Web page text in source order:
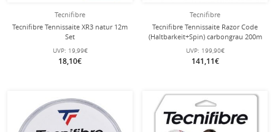
Tecnifibre
Tecnifibre Tennissaite XR3 natur 12m
Set
UVP: 19,99€
18,10€
Tecnifibre
Tecnifibre Tennissaite Razor Code
(Haltbarkeit+Spin) carbongrau 200m
Rolle
UVP: 199,90€
141,11€